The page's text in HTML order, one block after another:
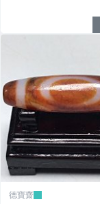
德寶齋